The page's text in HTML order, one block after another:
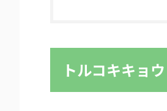
トルコキキョ